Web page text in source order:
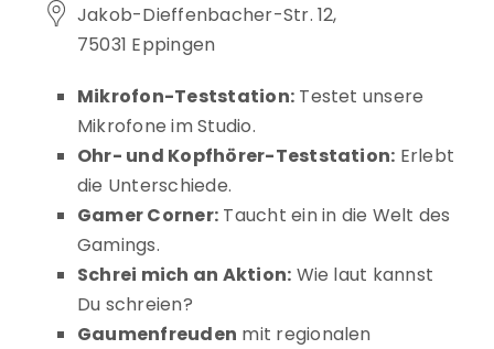
Jakob-Dieffenbacher-Str. 12,
75031 Eppingen
Mikrofon-Teststation: Testet unsere
Mikrofone im Studio.
Ohr- und Kopfhörer-Teststation: Erlebt
die Unterschiede.
Gamer Corner: Taucht ein in die Welt des
Gamings.
Schrei mich an Aktion: Wie laut kannst
Du schreien?
Gaumenfreuden mit regionalen